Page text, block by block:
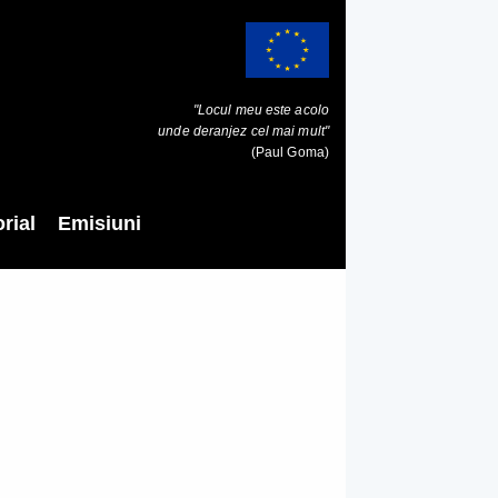
"Locul meu este acolo
unde deranjez cel mai mult"
(Paul Goma)
Emisiuni